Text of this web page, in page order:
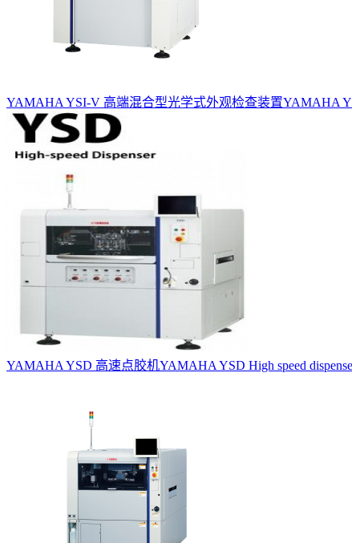
YAMAHA YSI-V 高端混合型光学式外观检查装置YAMAHA
YAMAHA YSD 高速点胶机YAMAHA YSD High speed